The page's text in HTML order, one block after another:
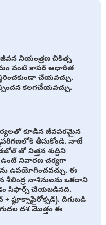
జీవన నియంత్రణ చికిత్స
వంటి కాపర్ ఆధారిత
చేయవచ్చు.
కలగచేయవచ్చు.
కూడిన జీవపరమైన
తీసుకోండి. నాటే
తో విత్తన శుద్ధిని
ఉంటే నివారణ చర్యగా
ఉపయోగించవచ్చు. ఈ
శీలింద్ర నాశినులను ఒకదాని
సిఫార్స్ చేయబడినది.
ఫ్లూక్సాపైరోక్సడ్). దిగుబడి
దశ మొత్తం ఈ